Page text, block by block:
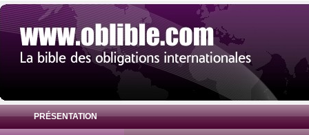
PRÉSENTATION